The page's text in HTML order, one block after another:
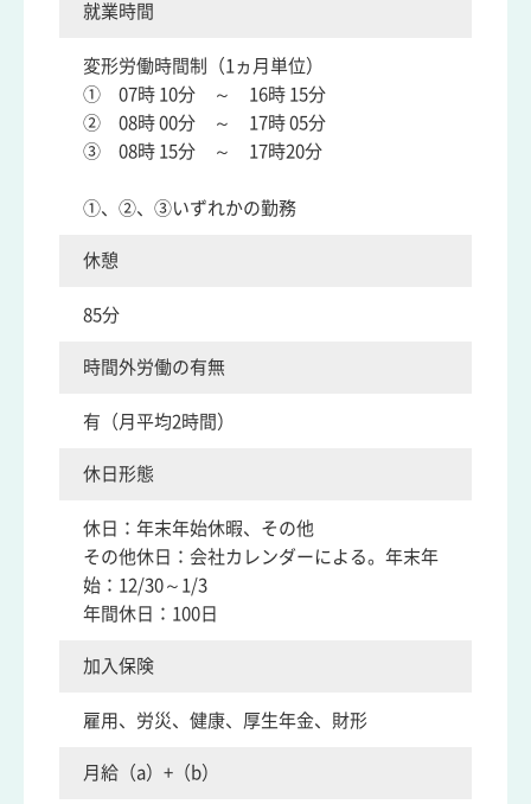
就業時間
変形労働時間制（1ヵ月単位）
① 07時 10分 ～ 16時 15分
② 08時 00分 ～ 17時 05分
③ 08時 15分 ～ 17時20分
①、②、③いずれかの勤務
休憩
85分
時間外労働の有無
有（月平均2時間）
休日形態
休日：年末年始休暇、その他
その他休日：会社カレンダーによる。年末年
始：12/30～1/3
年間休日：100日
加入保険
雇用、労災、健康、厚生年金、財形
月給（a）+（b）